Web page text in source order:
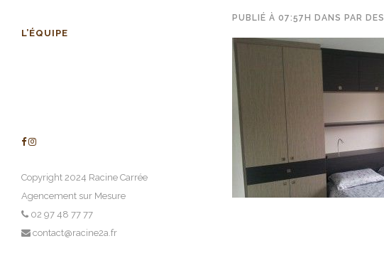
L’ÉQUIPE
Copyright 2024 Racine Carrée
Agencement sur Mesure
02 97 48 77 77
contact@racine2a.fr
PUBLIÉ À 07:57H DANS PAR